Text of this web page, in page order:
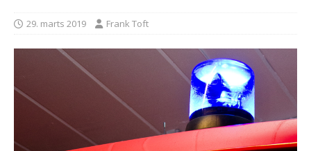
29. marts 2019 Frank Toft